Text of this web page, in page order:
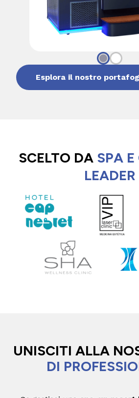
Esplora il nostro
SCELTO DA SPA
LEADER
UNISCITI ALLA
DI